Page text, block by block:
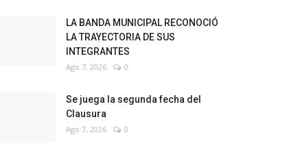
LA BANDA MUNICIPAL RECONOCIÓ
LA TRAYECTORIA DE SUS
INTEGRANTES
Ago 7, 2026 0
Se juega la segunda fecha del
Clausura
Ago 7, 2026 0